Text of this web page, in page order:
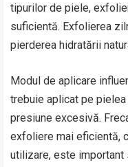
tipurilor de piele,
suficientă. Exfolierea
pierderea hidratării
Modul de aplicare
trebuie aplicat pe
presiune excesivă.
exfoliere mai eficientă,
utilizare, este